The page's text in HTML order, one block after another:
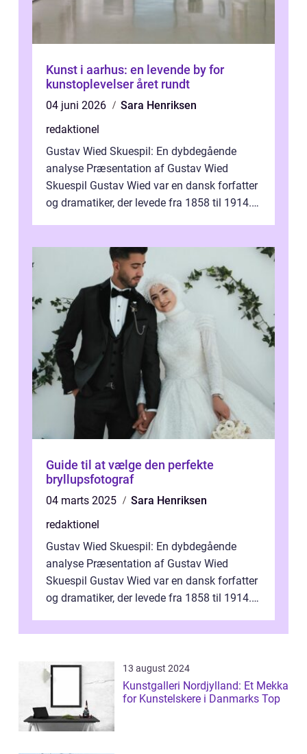
Kunst i aarhus: en levende by for
kunstoplevelser året rundt
04 juni 2026
Sara Henriksen
redaktionel
Gustav Wied Skuespil: En dybdegående
analyse Præsentation af Gustav Wied
Skuespil Gustav Wied var en dansk forfatter
og dramatiker, der levede fra 1858 til 1914.
Guide til at vælge den perfekte
bryllupsfotograf
04 marts 2025
Sara Henriksen
redaktionel
Gustav Wied Skuespil: En dybdegående
analyse Præsentation af Gustav Wied
Skuespil Gustav Wied var en dansk forfatter
og dramatiker, der levede fra 1858 til 1914.
13 august 2024
Kunstgalleri Nordjylland: Et Mekka
for Kunstelskere i Danmarks Top